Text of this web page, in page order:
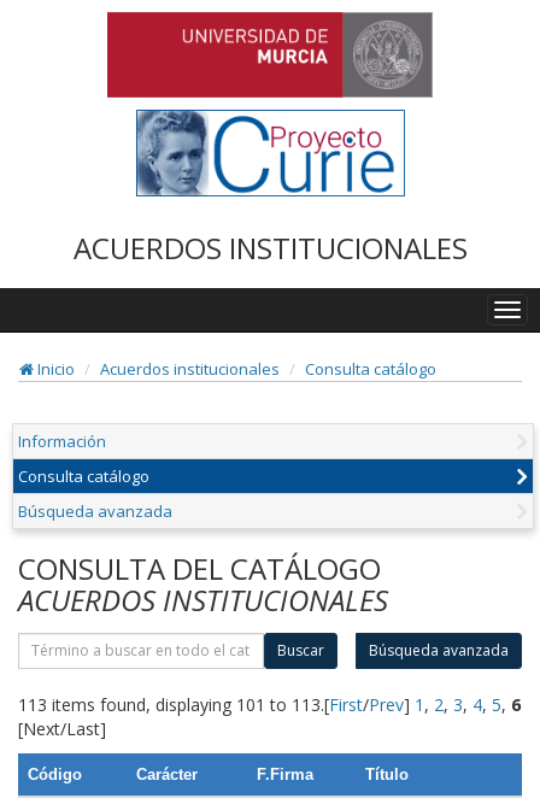
ACUERDOS INSTITUCIONALES
Inicio
Acuerdos institucionales Consulta catálogo
Información
Consulta catálogo
Búsqueda avanzada
CONSULTA DEL CATÁLOGO
ACUERDOS INSTITUCIONALES
Buscar Búsqueda avanzada
113 items found, displaying 101 to 113.[First/Prev] 1 , 2, 3, 4, 5, 6
[Next/Last]
Código Carácter F.Firma Título